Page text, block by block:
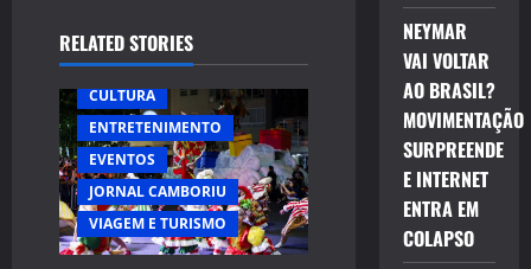
RELATED STORIES
CULTURA
ENTRETENIMENTO
EVENTOS
JORNAL CAMBORIU
VIAGEM E TURISMO
NEYMAR
VAI VOLTAR
AO BRASIL?
MOVIMENTAÇÃO
SURPREENDE
E INTERNET
ENTRA EM
COLAPSO